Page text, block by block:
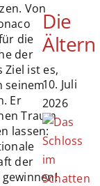
Von
die
der
Ziel ist es,
seinem
Er
Traum
lassen:
der
Die
Ältern
10. Juli
2026